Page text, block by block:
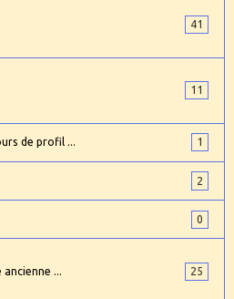
41
11
de profil ... 1
2
0
ancienne ... 25